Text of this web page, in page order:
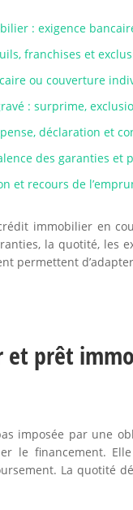
: exigence
franchises et
ou couverture
: surprime,
déclaration et
des garanties et
et recours de
immobilier en
la quotité, les
permettent
et prêt
imposée par une
le financement.
La quotité